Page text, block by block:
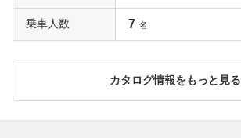
乗車人数 7 名
カタログ情報をもっと見る